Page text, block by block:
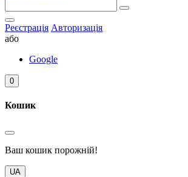
Реєстрація Авторизація
або
Google
0
Кошик
Ваш кошик порожній!
UA